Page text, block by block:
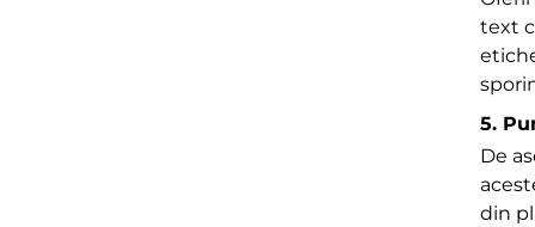
text
5.
De
din